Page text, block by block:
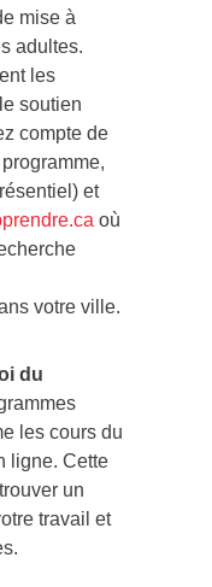
mise à
adultes.
les
soutien
compte de
et
où
votre ville.
du
les cours du
ligne. Cette
un
travail et